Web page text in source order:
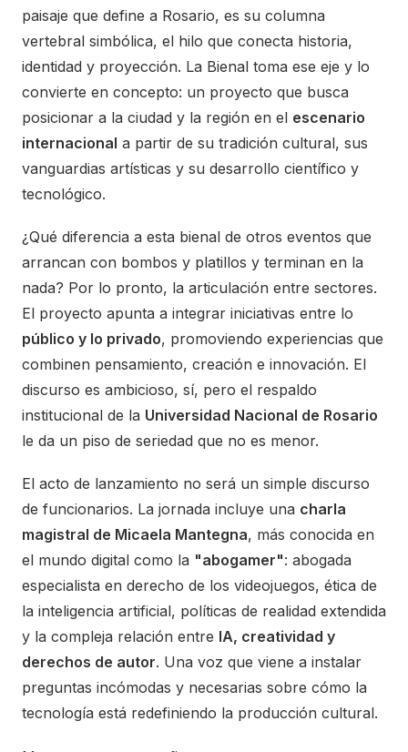
paisaje que define a Rosario, es su columna
vertebral simbólica, el hilo que conecta historia,
identidad y proyección. La Bienal toma ese eje y lo
convierte en concepto: un proyecto que busca
posicionar a la ciudad y la región en el escenario
internacional a partir de su tradición cultural, sus
vanguardias artísticas y su desarrollo científico y
tecnológico.
¿Qué diferencia a esta bienal de otros eventos que
arrancan con bombos y platillos y terminan en la
nada? Por lo pronto, la articulación entre sectores.
El proyecto apunta a integrar iniciativas entre lo
público y lo privado, promoviendo experiencias que
combinen pensamiento, creación e innovación. El
discurso es ambicioso, sí, pero el respaldo
institucional de la Universidad Nacional de Rosario
le da un piso de seriedad que no es menor.
El acto de lanzamiento no será un simple discurso
de funcionarios. La jornada incluye una charla
magistral de Micaela Mantegna, más conocida en
el mundo digital como la "abogamer": abogada
especialista en derecho de los videojuegos, ética de
la inteligencia artificial, políticas de realidad extendida
y la compleja relación entre IA, creatividad y
derechos de autor. Una voz que viene a instalar
preguntas incómodas y necesarias sobre cómo la
tecnología está redefiniendo la producción cultural.